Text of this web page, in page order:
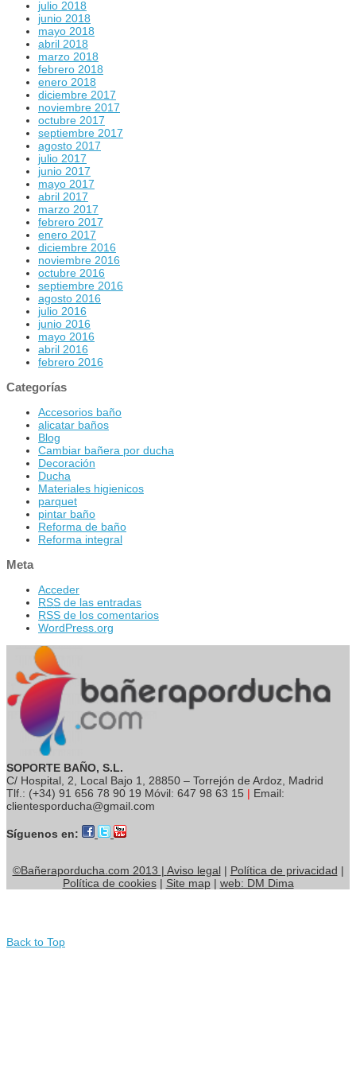
julio 2018
junio 2018
mayo 2018
abril 2018
marzo 2018
febrero 2018
enero 2018
diciembre 2017
noviembre 2017
octubre 2017
septiembre 2017
agosto 2017
julio 2017
junio 2017
mayo 2017
abril 2017
marzo 2017
febrero 2017
enero 2017
diciembre 2016
noviembre 2016
octubre 2016
septiembre 2016
agosto 2016
julio 2016
junio 2016
mayo 2016
abril 2016
febrero 2016
Categorías
Accesorios baño
alicatar baños
Blog
Cambiar bañera por ducha
Decoración
Ducha
Materiales higienicos
parquet
pintar baño
Reforma de baño
Reforma integral
Meta
Acceder
RSS de las entradas
RSS de los comentarios
WordPress.org
SOPORTE BAÑO, S.L.
C/ Hospital, 2, Local Bajo 1, 28850 – Torrejón de Ardoz, Madrid
Tlf.: (+34) 91 656 78 90 19 Móvil: 647 98 63 15 | Email:
clientesporducha@gmail.com
Síguenos en:
©Bañeraporducha.com 2013 | Aviso legal | Política de privacidad |
Política de cookies | Site map | web: DM Dima
Back to Top